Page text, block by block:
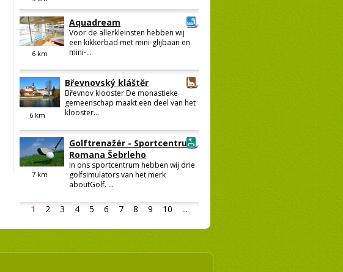
1 2 3 4 5 6 7 8 9 10 ...
6km
Aquadream
Voor de allerkleinsten hebben wij
een kikkerbad met mini-glijbaan en
mini-...
6 km
Břevnovský kláštěr
Břevnov klooster De monastieke
gemeenschap maakt een deel van het
klooster...
7km
Golftrenažér - Sportcentrum
Romana Šebrleho
In ons sportcentrum hebben wij drie
golfsimulators van het merk
aboutGolf. ...